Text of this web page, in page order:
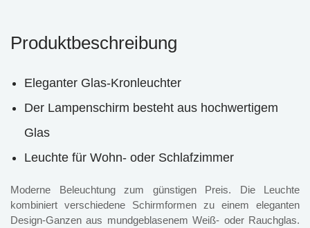
Produktbeschreibung
Eleganter Glas-Kronleuchter
Der Lampenschirm besteht aus hochwertigem
Glas
Leuchte für Wohn- oder Schlafzimmer
Moderne Beleuchtung zum günstigen Preis. Die Leuchte
kombiniert verschiedene Schirmformen zu einem eleganten
Design-Ganzen aus mundgeblasenem Weiß- oder Rauchglas.